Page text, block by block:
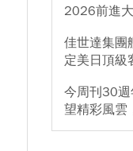
2026前進
佳世達集團
定美日頂級
今周刊30週
望精彩風雲